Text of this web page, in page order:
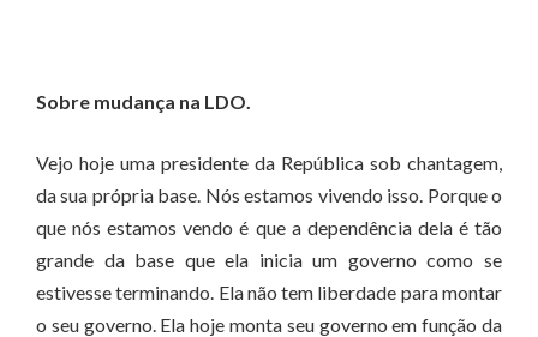
Sobre mudança na LDO.
Vejo hoje uma presidente da República sob chantagem,
da sua própria base. Nós estamos vivendo isso. Porque o
que nós estamos vendo é que a dependência dela é tão
grande da base que ela inicia um governo como se
estivesse terminando. Ela não tem liberdade para montar
o seu governo. Ela hoje monta seu governo em função da